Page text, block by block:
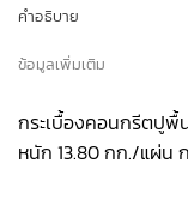
คำอธิบาย
ข้อมูลเพิ่มเติม
กระเบื้องคอนกรีตปูพื้
หนัก 13.80 กก./แผ่น